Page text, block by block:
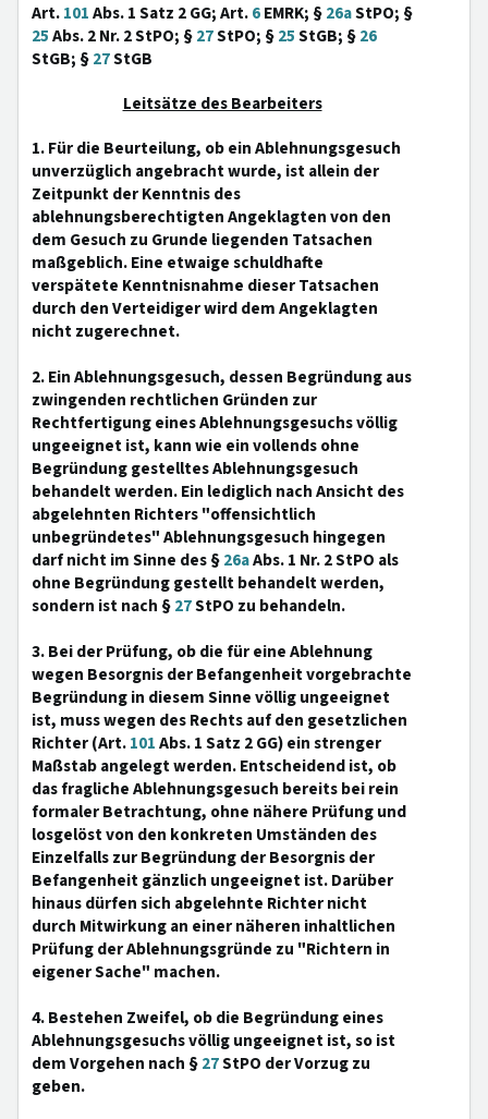
Art.101Abs. 1 Satz 2 GG; Art.6EMRK; §26aStPO; §
25Abs. 2 Nr. 2 StPO; §27StPO; §25StGB; §26
StGB; §27StGB
Leitsätze des Bearbeiters
1. Für die Beurteilung, ob ein Ablehnungsgesuch
unverzüglich angebracht wurde, ist allein der
Zeitpunkt der Kenntnis des
ablehnungsberechtigten Angeklagten von den
dem Gesuch zu Grunde liegenden Tatsachen
maßgeblich. Eine etwaige schuldhafte
verspätete Kenntnisnahme dieser Tatsachen
durch den Verteidiger wird dem Angeklagten
nicht zugerechnet.
2. Ein Ablehnungsgesuch, dessen Begründung aus
zwingenden rechtlichen Gründen zur
Rechtfertigung eines Ablehnungsgesuchs völlig
ungeeignet ist, kann wie ein vollends ohne
Begründung gestelltes Ablehnungsgesuch
behandelt werden. Ein lediglich nach Ansicht des
abgelehnten Richters "offensichtlich
unbegründetes" Ablehnungsgesuch hingegen
darf nicht im Sinne des §26aAbs. 1 Nr. 2 StPO als
ohne Begründung gestellt behandelt werden,
sondern ist nach §27StPO zu behandeln.
3. Bei der Prüfung, ob die für eine Ablehnung
wegen Besorgnis der Befangenheit vorgebrachte
Begründung in diesem Sinne völlig ungeeignet
ist, muss wegen des Rechts auf den gesetzlichen
Richter (Art.101Abs. 1 Satz 2 GG) ein strenger
Maßstab angelegt werden. Entscheidend ist, ob
das fragliche Ablehnungsgesuch bereits bei rein
formaler Betrachtung, ohne nähere Prüfung und
losgelöst von den konkreten Umständen des
Einzelfalls zur Begründung der Besorgnis der
Befangenheit gänzlich ungeeignet ist. Darüber
hinaus dürfen sich abgelehnte Richter nicht
durch Mitwirkung an einer näheren inhaltlichen
Prüfung der Ablehnungsgründe zu "Richtern in
eigener Sache" machen.
4. Bestehen Zweifel, ob die Begründung eines
Ablehnungsgesuchs völlig ungeeignet ist, so ist
dem Vorgehen nach §27StPO der Vorzug zu
geben.